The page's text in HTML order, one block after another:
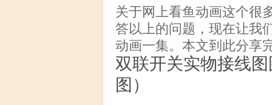
关于网上看鱼动画这个很
答以上的问题，现在让我
动画一集。本文到此分享
双联开关实物接线
图）